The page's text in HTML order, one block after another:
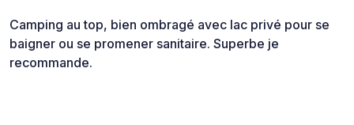
Camping au top, bien ombragé avec lac privé pour se
baigner ou se promener sanitaire. Superbe je
recommande.